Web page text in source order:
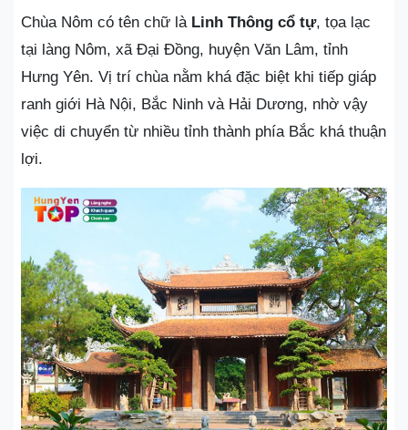
Chùa Nôm có tên chữ là Linh Thông cổ tự, tọa lạc
tại làng Nôm, xã Đại Đồng, huyện Văn Lâm, tỉnh
Hưng Yên. Vị trí chùa nằm khá đặc biệt khi tiếp giáp
ranh giới Hà Nội, Bắc Ninh và Hải Dương, nhờ vậy
việc di chuyển từ nhiều tỉnh thành phía Bắc khá thuận
lợi.